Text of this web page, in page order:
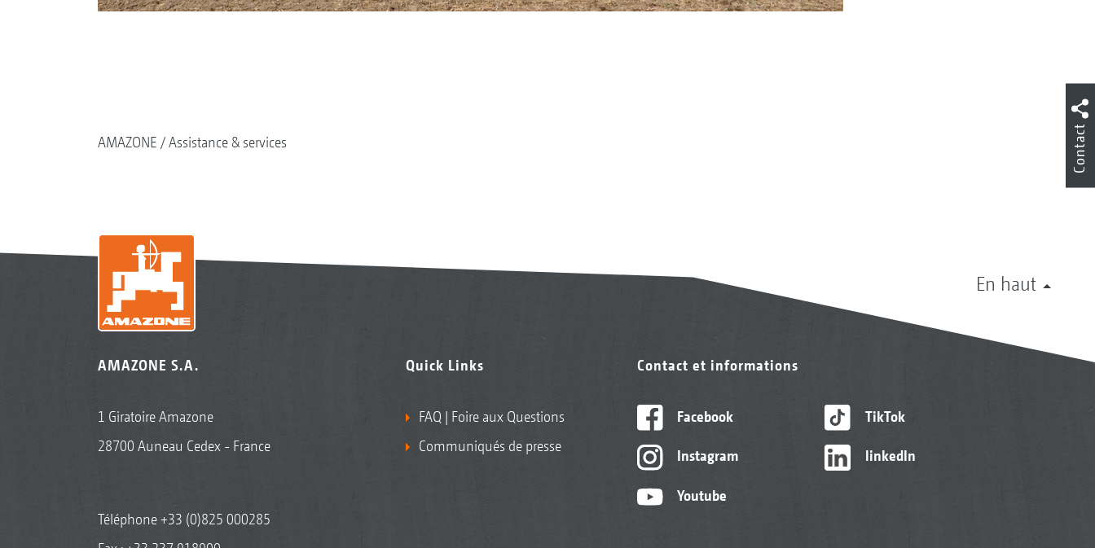
AMAZONE Assistance & services
En haut
AMAZONE S.A.
1 Giratoire Amazone
28700 Auneau Cedex - France
Téléphone+33 (0)825 000285
Quick Links
FAQ | Foire aux Questions
Communiqués de presse
Contact et informations
Facebook
Instagram
Youtube
TikTok
linkedIn
Contact